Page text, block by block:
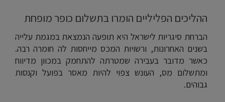
ההליכים הפליליים הומרו בתשלום כופר מופחת
הברחת סיגריות לישראל היא תופעה הנמצאת במגמת עלייה
בשנים האחרונות, ורשויות המכס מייחסות לה חומרה רבה.
כאשר מדובר בעבירה שמטרתה להתחמק במכוון מדיווח
ומתשלום מס, העונש צפוי להיות מאסר בפועל וקנסות
גבוהים.